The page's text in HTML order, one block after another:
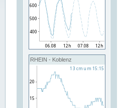
RHEIN - Koblenz